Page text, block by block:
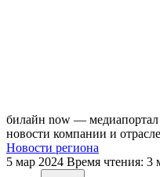
билайн now —
новости компании и
Новости региона
5 мар 2024 Время чтения: 3